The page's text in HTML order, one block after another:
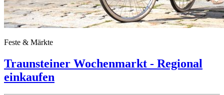
Feste & Märkte
Traunsteiner Wochenmarkt - Regional
einkaufen